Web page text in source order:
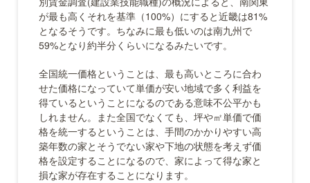
が最も高くそれを基準（100%）にすると近畿は81%
となるそうです。ちなみに最も低いのは南九州で
59%となり約半分くらいになるみたいです。
全国統一価格ということは、最も高いところに合わ
せた価格になっていて単価が安い地域で多く利益を
得ているということになるのである意味不公平かも
しれません。また全国でなくても、坪や㎡単価で価
格を統一するということは、手間のかかりやすい高
築年数の家とそうでない家や下地の状態を考えず価
格を設定することになるので、家によって得な家と
損な家が存在することになります。